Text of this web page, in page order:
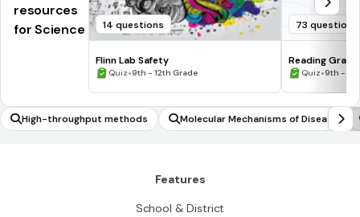
resources
for Science
14 questions
Flinn Lab Safety
Quiz•9th - 12th Grade
73 questions
Reading
Quiz•9th -
High-throughput methods Molecular Mechanisms of Disease
Features
School & District